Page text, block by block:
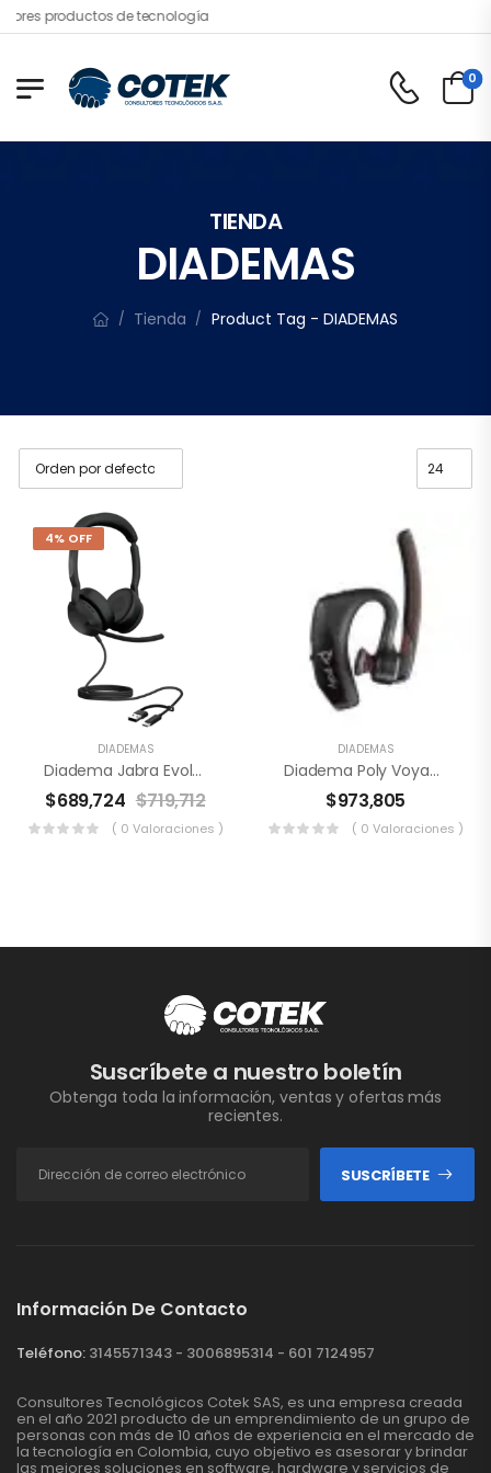
productos de tecnología
0
TIENDA
DIADEMAS
/ Tienda / Product Tag - DIADEMAS
4% OFF
DIADEMAS
Diadema Jabra Evolve2 50 MS – USB-C/A Con ANC
$689,724 $719,712
( 0 Valoraciones )
DIADEMAS
Diadema Poly Voyager 5200
$973,805
( 0 Valoraciones )
Suscríbete a nuestro boletín
Obtenga toda la información, ventas y ofertas más
recientes.
SUSCRÍBETE
Información De Contacto
Teléfono: 3145571343 - 3006895314 - 601 7124957
Consultores Tecnológicos Cotek SAS, es una empresa creada
en el año 2021 producto de un emprendimiento de un grupo de
personas con más de 10 años de experiencia en el mercado de
la tecnología en Colombia, cuyo objetivo es asesorar y brindar
las mejores soluciones en software, hardware y servicios de